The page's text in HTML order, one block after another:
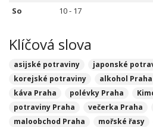
So
10 - 17
Klíčová slova
asijské potraviny
japonské
korejské potraviny
alkohol Praha
káva Praha
polévky Praha
potraviny Praha
večerka Praha
maloobchod Praha
mořské řasy